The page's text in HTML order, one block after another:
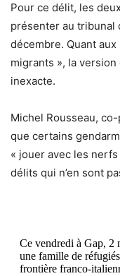
Pour ce délit, les
présenter au tribunal
décembre. Quant aux
migrants », la
inexacte.
Michel Rousseau,
que certains
« jouer avec les
délits qui n’en sont
Ce vendredi à Gap, 2
une famille de
frontière franco-